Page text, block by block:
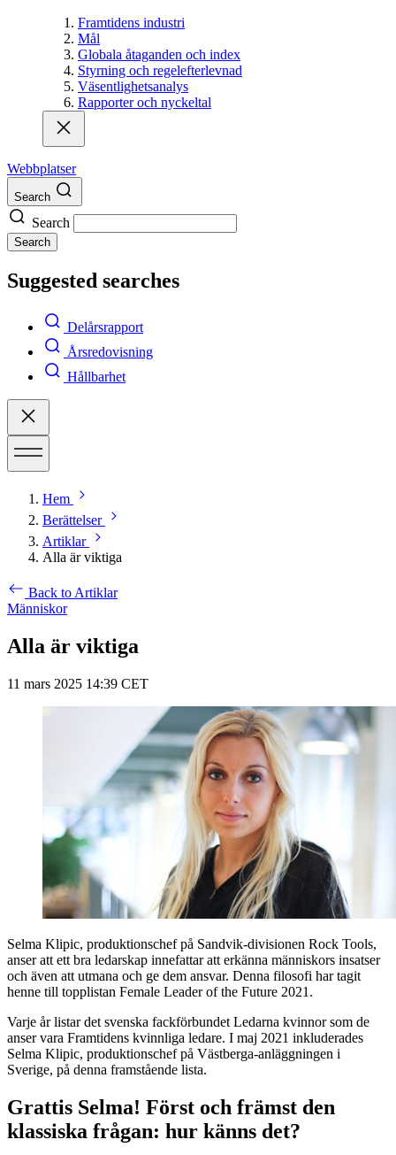
Framtidens industri
Mål
Globala åtaganden och index
Styrning och regelefterlevnad
Väsentlighetsanalys
Rapporter och nyckeltal
Webbplatser
Search
Search
Search
Suggested searches
Delårsrapport
Årsredovisning
Hållbarhet
Hem
Berättelser
Artiklar
Alla är viktiga
Back to Artiklar
Människor
Alla är viktiga
11 mars 2025 14:39 CET
Selma Klipic, produktionschef på Sandvik-divisionen Rock Tools,
anser att ett bra ledarskap innefattar att erkänna människors insatser
och även att utmana och ge dem ansvar. Denna filosofi har tagit
henne till topplistan Female Leader of the Future 2021.
Varje år listar det svenska fackförbundet Ledarna kvinnor som de
anser vara Framtidens kvinnliga ledare. I maj 2021 inkluderades
Selma Klipic, produktionschef på Västberga-anläggningen i
Sverige, på denna framstående lista.
Grattis Selma! Först och främst den
klassiska frågan: hur känns det?